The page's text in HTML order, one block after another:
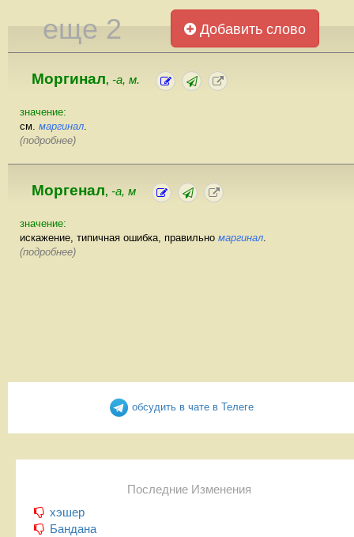
еще 2 Добавить слово
Моргинал, -а, м.
значение:
см. маргинал
(подробнее)
Моргенал, -а, м
значение:
искажение, типичная ошибка, правильно маргинал
(подробнее)
обсудить в чате в Телеге
Последние Изменения
хэшер
Бандана